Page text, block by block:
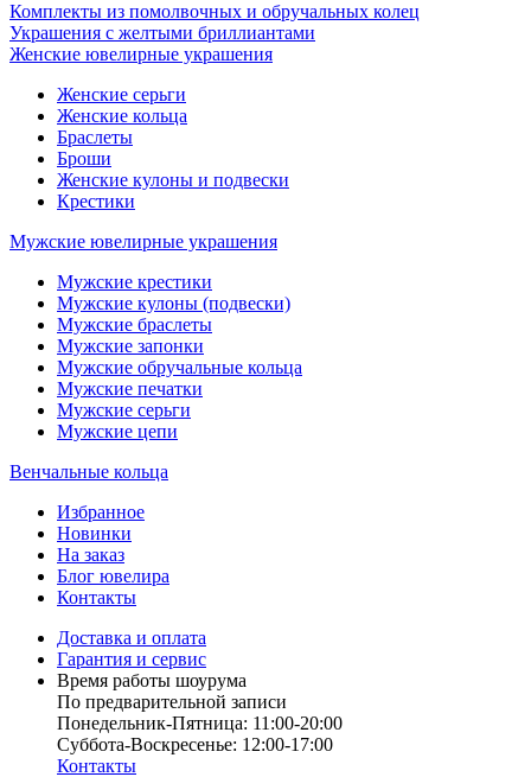
Комплекты из помолвочных и обручальных колец
Украшения с желтыми бриллиантами
Женские ювелирные украшения
Женские серьги
Женские кольца
Браслеты
Броши
Женские кулоны и подвески
Крестики
Мужские ювелирные украшения
Мужские крестики
Мужские кулоны (подвески)
Мужские браслеты
Мужские запонки
Мужские обручальные кольца
Мужские печатки
Мужские серьги
Мужские цепи
Венчальные кольца
Избранное
Новинки
На заказ
Блог ювелира
Контакты
Доставка и оплата
Гарантия и сервис
Время работы шоурума
По предварительной записи
Понедельник-Пятница: 11:00-20:00
Суббота-Bоcкресенье: 12:00-17:00
Контакты